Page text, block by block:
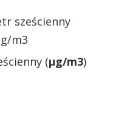
sześcienny
m3
(µg/m3)